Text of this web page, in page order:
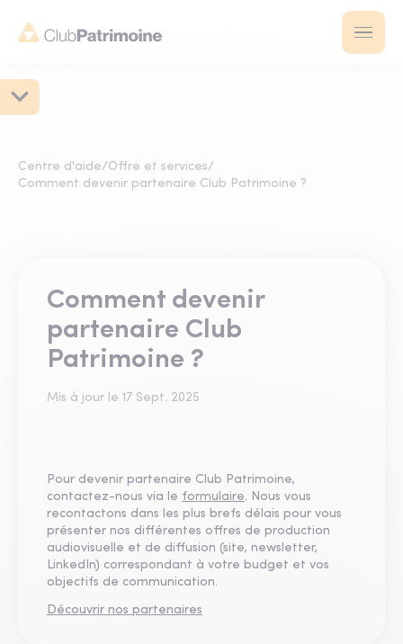
Centre d'aide/Offre et services/
Comment devenir partenaire Club Patrimoine ?
Comment devenir
partenaire Club
Patrimoine ?
Mis à jour le 17 Sept. 2025
Pour devenir partenaire Club Patrimoine,
contactez-nous via le formulaire. Nous vous
recontactons dans les plus brefs délais pour vous
présenter nos différentes offres de production
audiovisuelle et de diffusion (site, newsletter,
LinkedIn) correspondant à votre budget et vos
objectifs de communication.
Découvrir nos partenaires